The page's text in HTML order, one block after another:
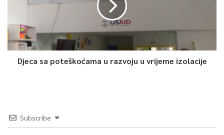
Djeca sa poteškoćama u razvoju u vrijeme izolacije
Subscribe